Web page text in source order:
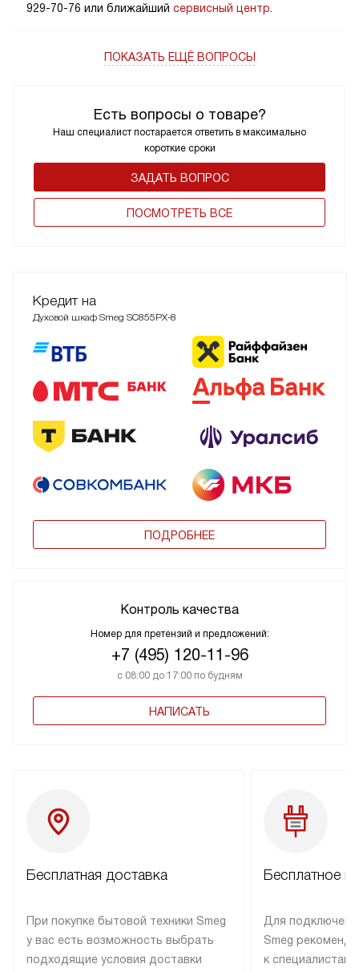
Есть вопросы о товаре?
Наш специалист постарается ответить в максимально
короткие сроки
ЗАДАТЬ ВОПРОС
ПОCМОТРЕТЬ ВСЕ
929-70-76 или ближайший сервисный центр
ПОКАЗАТЬ ЕЩЁ ВОПРОСЫ
Кредит на
Духовой шкаф Smeg SC855PX-8
ПОДРОБНЕЕ
Контроль качества
Номер для претензий и предложений:
+7 (495) 120-11-96
с 08:00 до 17:00 по будням
НАПИСАТЬ
Бесплатная доставка
При покупке бытовой техники Smeg
у вас есть возможность выбрать
подходящие условия доставки
Бесплатное
Для
Smeg
к специалистам